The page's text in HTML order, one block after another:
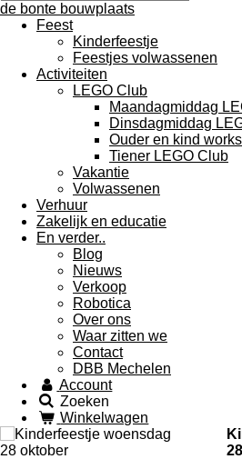
de bonte bouwplaats
Feest
Kinderfeestje
Feestjes volwassenen
Activiteiten
LEGO Club
Maandagmiddag
Dinsdagmiddag
Ouder en kind
Tiener LEGO Club
Vakantie
Volwassenen
Verhuur
Zakelijk en educatie
En verder..
Blog
Nieuws
Verkoop
Robotica
Over ons
Waar zitten we
Contact
DBB Mechelen
Account
Zoeken
Winkelwagen